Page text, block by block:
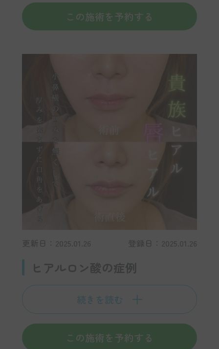
この施術を予約する
更新日：2025.01.26 登録日：2025.01.26
ヒアルロン酸の症例
続きを読む
この施術を予約する